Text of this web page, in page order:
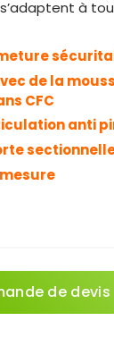
à
de la
CFC
anti
de devis